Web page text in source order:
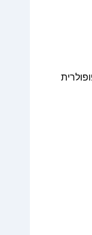
האפשרות הפופולרית